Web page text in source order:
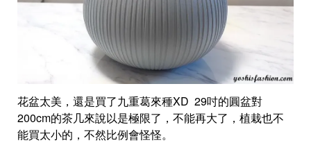
花盆太美，還是買了九重葛來種XD 29吋的圓盆對
200cm的茶几來說以是極限了，不能再大了，植栽也不
能買太小的，不然比例會怪怪。